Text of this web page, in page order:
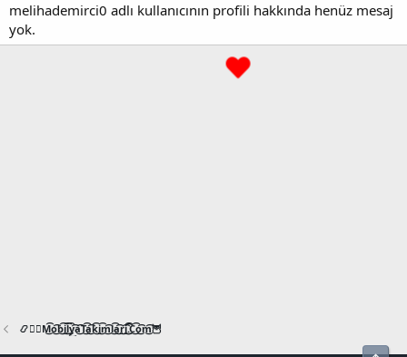
melihademirci0 adlı kullanıcının profili hakkında henüz mesaj
yok.
📿🧙‍♂️M͜͡o͜͡b͜͡i͜͡l͜͡y͜͡a͜͡T͜͡a͜͡k͜͡i͜͡m͜͡l͜͡a͜͡r͜͡i͜͡.͜͡C͜͡o͜͡m͜͡🦉